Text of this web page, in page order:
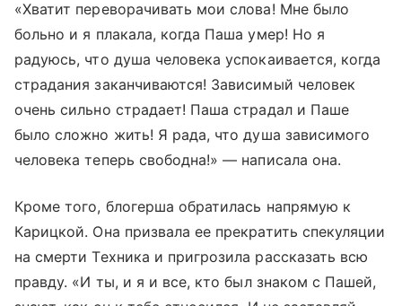
«Хватит переворачивать мои слова! Мне было
больно и я плакала, когда Паша умер! Но я
радуюсь, что душа человека успокаивается, когда
страдания заканчиваются! Зависимый человек
очень сильно страдает! Паша страдал и Паше
было сложно жить! Я рада, что душа зависимого
человека теперь свободна!» — написала она.
Кроме того, блогерша обратилась напрямую к
Карицкой. Она призвала ее прекратить спекуляции
на смерти Техника и пригрозила рассказать всю
правду. «И ты, и я и все, кто был знаком с Пашей,